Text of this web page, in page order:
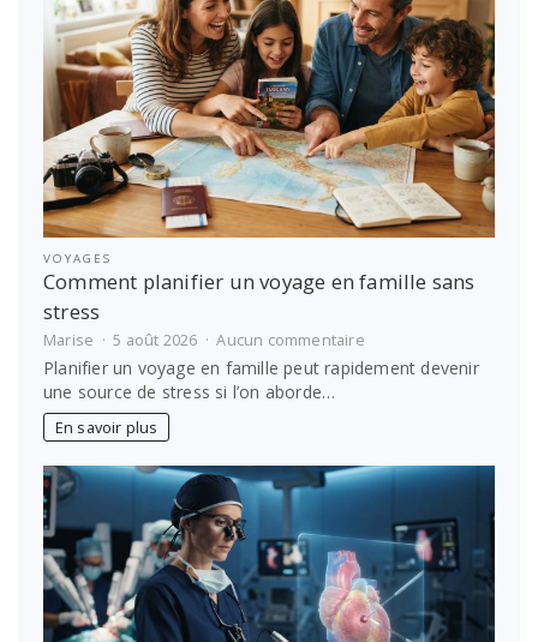
VOYAGES
Comment planifier un voyage en famille sans
stress
Marise 5 août 2026 Aucun commentairesur
Comment
planifier
famille
sans
Planifier un voyage en famille peut rapidement devenir
une source de stress si l’on aborde…
En savoir plus